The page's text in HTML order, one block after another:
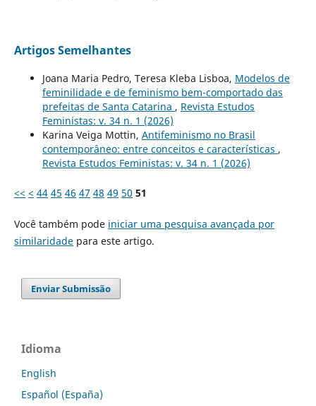
Artigos Semelhantes
Joana Maria Pedro, Teresa Kleba Lisboa, Modelos de
feminilidade e de feminismo bem-comportado das
prefeitas de Santa Catarina , Revista Estudos
Feministas: v. 34 n. 1 (2026)
Karina Veiga Mottin, Antifeminismo no Brasil
contemporâneo: entre conceitos e características ,
Revista Estudos Feministas: v. 34 n. 1 (2026)
<< < 44 45 46 47 48 49 50 51
Você também pode iniciar uma pesquisa avançada por
similaridadepara este artigo.
Enviar Submissão
Idioma
English
Español (España)